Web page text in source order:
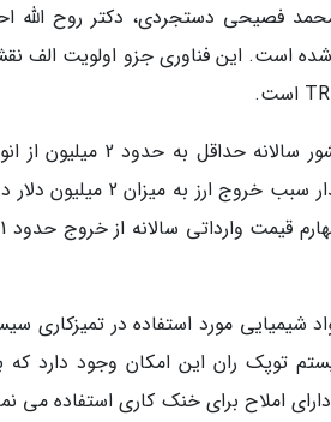
فصیحی دستجردی، دکتر روح الله
است. این فناوری جزو اولویت الف
بر اساس آنالیز ­های اجرا شده، نیروگاه ­های حرارتی
اسفنجی برای واحدهای خنک­ نماینده خود احتیاج دارند
شیمیایی مورد استفاده در تمیزکاری
توپک ران این امکان وجود دارد که
املاح برای خنک کاری استفاده می